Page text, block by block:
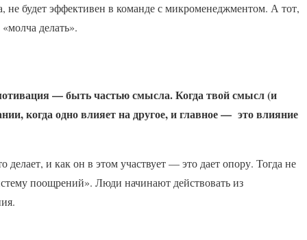
не будет эффективен в команде с микроменеджментом. А тот,
делать».
— быть частью смысла. Когда твой смысл (и
когда одно влияет на другое, и главное — это влияние
делает, и как он в этом участвует — это дает опору. Тогда не
поощрений». Люди начинают действовать из